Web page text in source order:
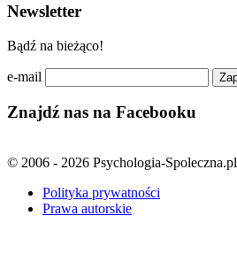
Newsletter
Bądź na bieżąco!
e-mail
Znajdź nas na Facebooku
© 2006 - 2026 Psychologia-Spoleczna.pl
Polityka prywatności
Prawa autorskie